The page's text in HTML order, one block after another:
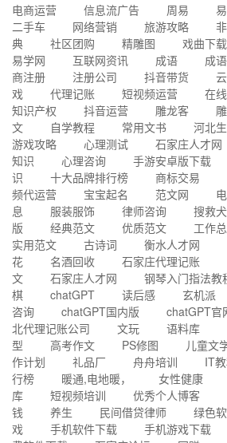
电商运营 信息流广告 周易
二手车
网络营销 旅游攻略
典
社区团购 精雕图 戏曲下载
易学网
互联网资讯 成语 成
商注册
注册公司 抖音带货
戏
代理记账 短视频运营 在
知识产权
抖音运营 雕龙客
文
自学教程 常用文书 河北
游戏攻略
心理测试 石家庄人才网
知识
心理咨询 手游安卓版下载
识
十大品牌排行榜 商标交易
频代运营
宝宝起名 范文网
息
服装服饰 律师咨询 搜救犬
版
经典范文 优质范文 工作
实用范文
古诗词 衡水人才网
花
名酒回收 石家庄代理记账
文
石家庄人才网 钢琴入门指法教
棋
chatGPT 读后感 玄机派
咨询
chatGPT国内版 chatGPT官
北代理记账公司
文玩 语料库
型
高考作文 PS修图 儿童文
作计划
礼品厂 舟舟培训 IT
行榜
暖通,电地暖， 女性健康
库
短视频培训 优秀个人博客
钱
养生 民间借贷律师 绿色
戏
手机软件下载 手机游戏下载